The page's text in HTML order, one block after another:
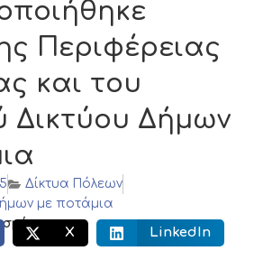
Περιφέρειας
και του
Δικτύου Δήμων
Δίκτυα Πόλεων
με ποτάμια
X LinkedIn